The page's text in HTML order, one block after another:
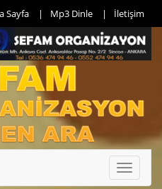
Sayfa Mp3 Dinle İletişim
Toggle